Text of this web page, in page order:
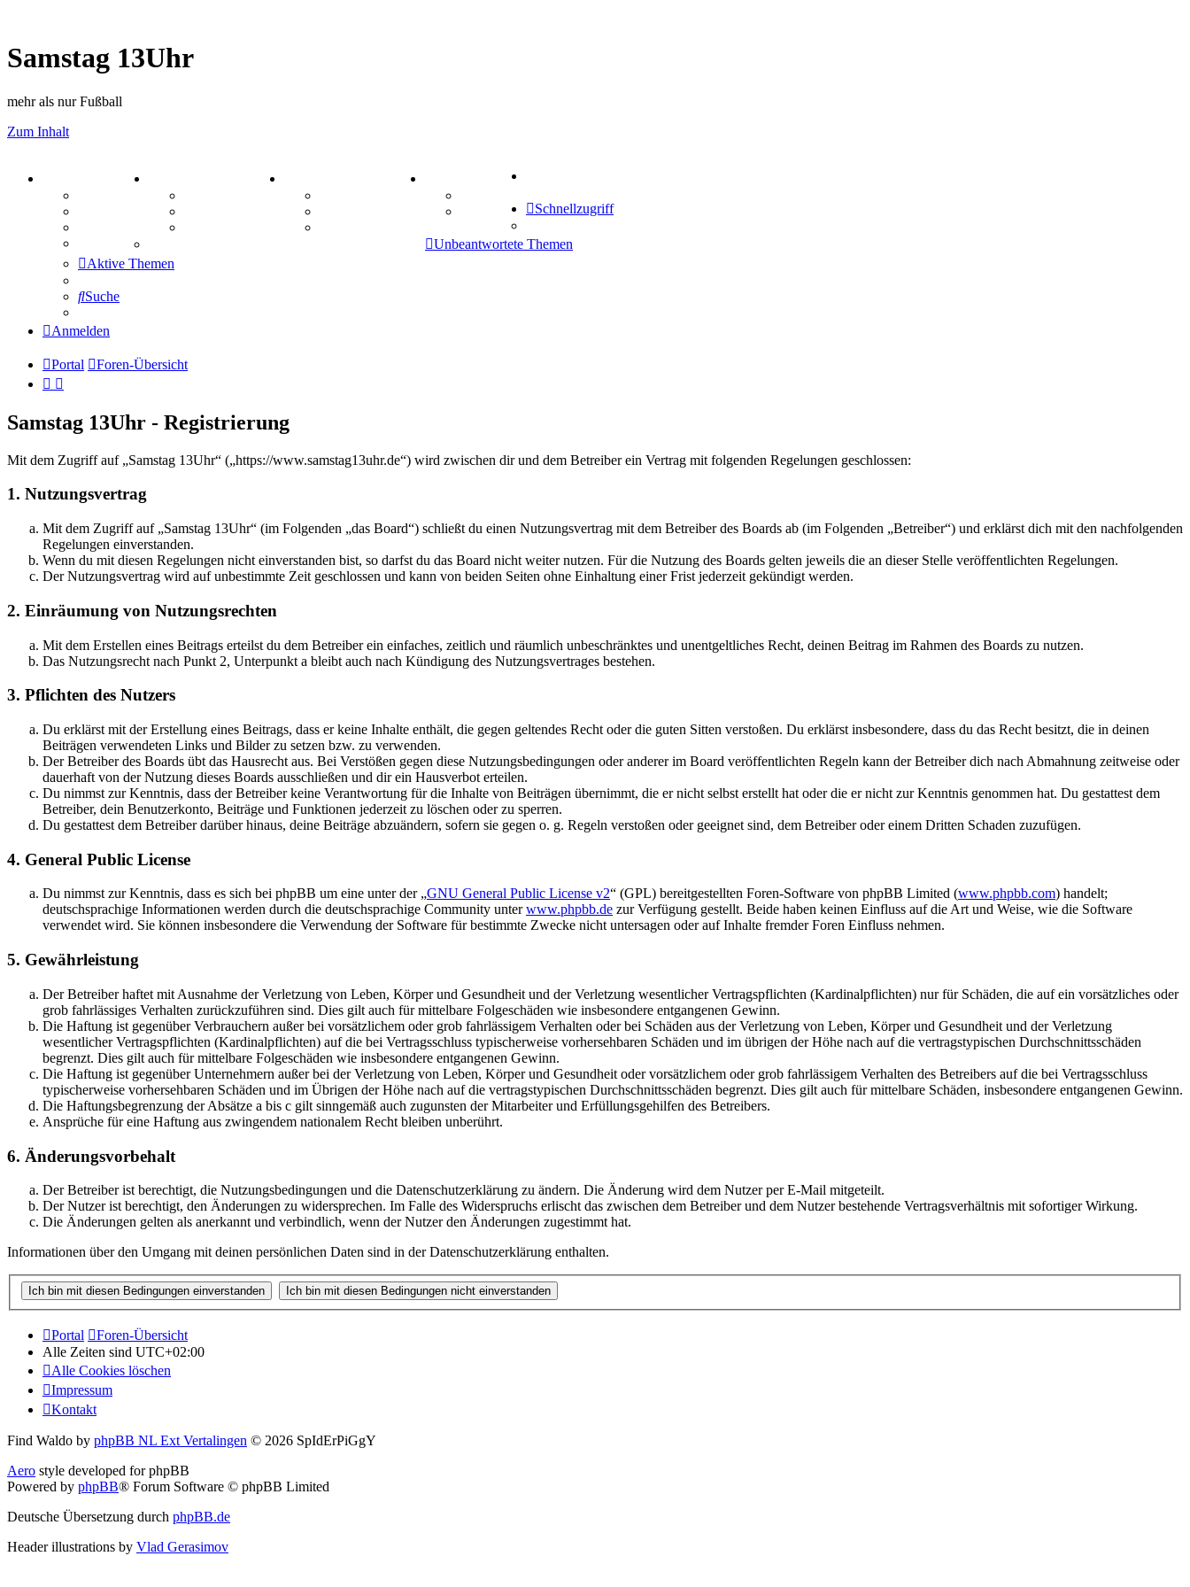
Samstag 13Uhr
mehr als nur Fußball
Zum Inhalt
Mastodon
Comunio
Schnellzugriff
Unbeantwortete Themen
Aktive Themen
Suche
Anmelden
Portal Foren-Übersicht
Samstag 13Uhr - Registrierung
Mit dem Zugriff auf „Samstag 13Uhr“ („https://www.samstag13uhr.de“) wird zwischen dir und dem Betreiber ein Vertrag mit folgenden Regelungen geschlossen:
1. Nutzungsvertrag
Mit dem Zugriff auf „Samstag 13Uhr“ (im Folgenden „das Board“) schließt du einen Nutzungsvertrag mit dem Betreiber des Boards ab (im Folgenden „Betreiber“) und erklärst dich mit den nachfolgenden
Regelungen einverstanden.
Wenn du mit diesen Regelungen nicht einverstanden bist, so darfst du das Board nicht weiter nutzen. Für die Nutzung des Boards gelten jeweils die an dieser Stelle veröffentlichten Regelungen.
Der Nutzungsvertrag wird auf unbestimmte Zeit geschlossen und kann von beiden Seiten ohne Einhaltung einer Frist jederzeit gekündigt werden.
2. Einräumung von Nutzungsrechten
Mit dem Erstellen eines Beitrags erteilst du dem Betreiber ein einfaches, zeitlich und räumlich unbeschränktes und unentgeltliches Recht, deinen Beitrag im Rahmen des Boards zu nutzen.
Das Nutzungsrecht nach Punkt 2, Unterpunkt a bleibt auch nach Kündigung des Nutzungsvertrages bestehen.
3. Pflichten des Nutzers
Du erklärst mit der Erstellung eines Beitrags, dass er keine Inhalte enthält, die gegen geltendes Recht oder die guten Sitten verstoßen. Du erklärst insbesondere, dass du das Recht besitzt, die in deinen
Beiträgen verwendeten Links und Bilder zu setzen bzw. zu verwenden.
Der Betreiber des Boards übt das Hausrecht aus. Bei Verstößen gegen diese Nutzungsbedingungen oder anderer im Board veröffentlichten Regeln kann der Betreiber dich nach Abmahnung zeitweise oder
dauerhaft von der Nutzung dieses Boards ausschließen und dir ein Hausverbot erteilen.
Du nimmst zur Kenntnis, dass der Betreiber keine Verantwortung für die Inhalte von Beiträgen übernimmt, die er nicht selbst erstellt hat oder die er nicht zur Kenntnis genommen hat. Du gestattest dem
Betreiber, dein Benutzerkonto, Beiträge und Funktionen jederzeit zu löschen oder zu sperren.
Du gestattest dem Betreiber darüber hinaus, deine Beiträge abzuändern, sofern sie gegen o. g. Regeln verstoßen oder geeignet sind, dem Betreiber oder einem Dritten Schaden zuzufügen.
4. General Public License
Du nimmst zur Kenntnis, dass es sich bei phpBB um eine unter der „GNU General Public License v2“ (GPL) bereitgestellten Foren-Software von phpBB Limited (www.phpbb.com) handelt;
deutschsprachige Informationen werden durch die deutschsprachige Community unterwww.phpbb.de zur Verfügung gestellt. Beide haben keinen Einfluss auf die Art und Weise, wie die Software
verwendet wird. Sie können insbesondere die Verwendung der Software für bestimmte Zwecke nicht untersagen oder auf Inhalte fremder Foren Einfluss nehmen.
5. Gewährleistung
Der Betreiber haftet mit Ausnahme der Verletzung von Leben, Körper und Gesundheit und der Verletzung wesentlicher Vertragspflichten (Kardinalpflichten) nur für Schäden, die auf ein vorsätzliches oder
grob fahrlässiges Verhalten zurückzuführen sind. Dies gilt auch für mittelbare Folgeschäden wie insbesondere entgangenen Gewinn.
Die Haftung ist gegenüber Verbrauchern außer bei vorsätzlichem oder grob fahrlässigem Verhalten oder bei Schäden aus der Verletzung von Leben, Körper und Gesundheit und der Verletzung
wesentlicher Vertragspflichten (Kardinalpflichten) auf die bei Vertragsschluss typischerweise vorhersehbaren Schäden und im übrigen der Höhe nach auf die vertragstypischen Durchschnittsschäden
begrenzt. Dies gilt auch für mittelbare Folgeschäden wie insbesondere entgangenen Gewinn.
Die Haftung ist gegenüber Unternehmern außer bei der Verletzung von Leben, Körper und Gesundheit oder vorsätzlichem oder grob fahrlässigem Verhalten des Betreibers auf die bei Vertragsschluss
typischerweise vorhersehbaren Schäden und im Übrigen der Höhe nach auf die vertragstypischen Durchschnittsschäden begrenzt. Dies gilt auch für mittelbare Schäden, insbesondere entgangenen Gewinn.
Die Haftungsbegrenzung der Absätze a bis c gilt sinngemäß auch zugunsten der Mitarbeiter und Erfüllungsgehilfen des Betreibers.
Ansprüche für eine Haftung aus zwingendem nationalem Recht bleiben unberührt.
6. Änderungsvorbehalt
Der Betreiber ist berechtigt, die Nutzungsbedingungen und die Datenschutzerklärung zu ändern. Die Änderung wird dem Nutzer per E-Mail mitgeteilt.
Der Nutzer ist berechtigt, den Änderungen zu widersprechen. Im Falle des Widerspruchs erlischt das zwischen dem Betreiber und dem Nutzer bestehende Vertragsverhältnis mit sofortiger Wirkung.
Die Änderungen gelten als anerkannt und verbindlich, wenn der Nutzer den Änderungen zugestimmt hat.
Informationen über den Umgang mit deinen persönlichen Daten sind in der Datenschutzerklärung enthalten.
Portal
Foren-Übersicht
Alle Zeiten sind UTC+02:00
Alle Cookies löschen
Impressum
Kontakt
Find Waldo by phpBB NL Ext Vertalingen © 2026 SpIdErPiGgY
Aero style developed for phpBB
Powered by phpBB® Forum Software © phpBB Limited
Deutsche Übersetzung durch phpBB.de
Header illustrations by Vlad Gerasimov